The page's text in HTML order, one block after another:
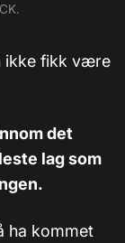
ikke fikk være
det
lag som
ha kommet